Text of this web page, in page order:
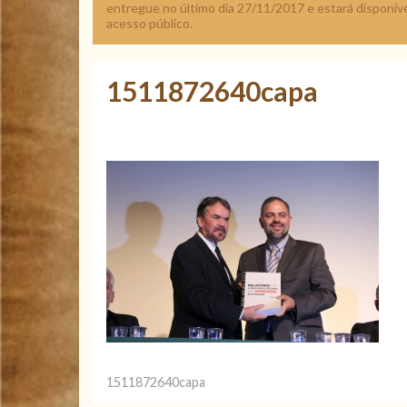
entregue no último dia 27/11/2017 e estará
acesso público.
1511872640capa
1511872640capa